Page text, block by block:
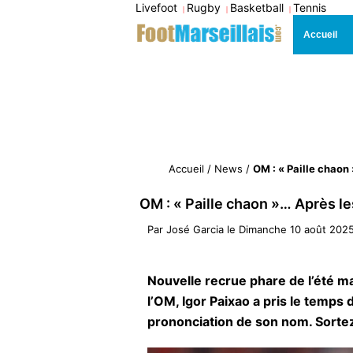
Livefoot | Rugby | Basketball | Tennis
Accueil
Accueil / News / OM : « Paille
OM : « Paille chaon »… Après
Par José Garcia le Dimanche 10 août
Nouvelle recrue phare de l’été
l’OM, Igor Paixao a pris le
prononciation de son nom.